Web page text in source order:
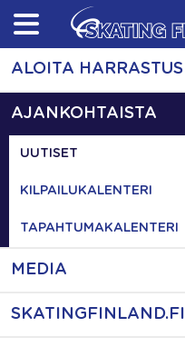
Skip
content
ALOITA HARRASTUS
AJANKOHTAISTA
UUTISET
KILPAILUKALENTERI
TAPAHTUMAKALENTERI
MEDIA
SKATINGFINLAND.FI